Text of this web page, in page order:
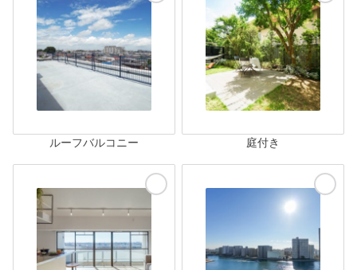
ルーフバルコニー 庭付き